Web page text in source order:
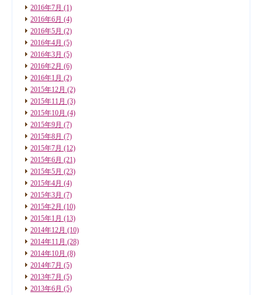
2016年7月 (1)
2016年6月 (4)
2016年5月 (2)
2016年4月 (5)
2016年3月 (5)
2016年2月 (6)
2016年1月 (2)
2015年12月 (2)
2015年11月 (3)
2015年10月 (4)
2015年9月 (7)
2015年8月 (7)
2015年7月 (12)
2015年6月 (21)
2015年5月 (23)
2015年4月 (4)
2015年3月 (7)
2015年2月 (10)
2015年1月 (13)
2014年12月 (10)
2014年11月 (28)
2014年10月 (8)
2014年7月 (5)
2013年7月 (5)
2013年6月 (5)